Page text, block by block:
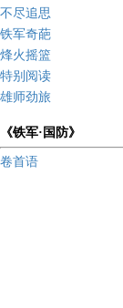
不尽追思
铁军奇葩
烽火摇篮
特别阅读
雄师劲旅
《铁军·国防》
卷首语